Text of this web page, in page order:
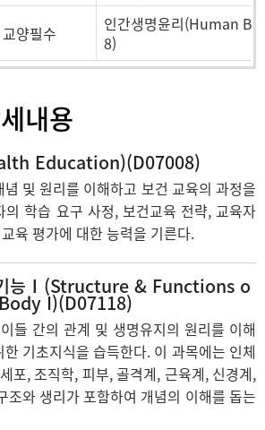
교양필수
인간생명윤리(Human
8)
내용
Education)(D07008)
및 원리를 이해하고 보건 교육의 과정을
의 학습 요구 사정, 보건교육 전략, 교육자
육 평가에 대한 능력을 기른다.
능Ⅰ(Structure & Functions o
I)(D07118)
들 간의 관계 및 생명유지의 원리를 이해
기초지식을 습득한다. 이 과목에는 인체
포, 조직학, 피부, 골격계, 근육계, 신경계,
조와 생리가 포함하여 개념의 이해를 돕는